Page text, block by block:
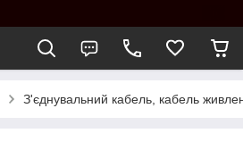
З'єднувальний кабель, кабель